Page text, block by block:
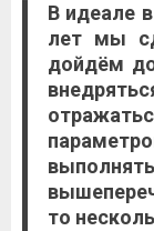
B идeaлe
лeт мы
дoйдём
тo